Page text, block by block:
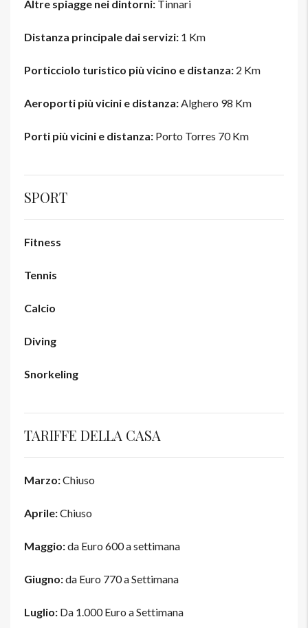
Altre spiagge nei dintorni: Tinnari
Distanza principale dai servizi: 1 Km
Porticciolo turistico più vicino e distanza: 2 Km
Aeroporti più vicini e distanza:Alghero 98 Km
Porti più vicini e distanza: Porto Torres 70 Km
SPORT
Fitness
Tennis
Calcio
Diving
Snorkeling
TARIFFE DELLA CASA
Marzo:Chiuso
Aprile:Chiuso
Maggio:da Euro 600 a settimana
Giugno:da Euro 770 a Settimana
Luglio: Da 1.000 Euro a Settimana